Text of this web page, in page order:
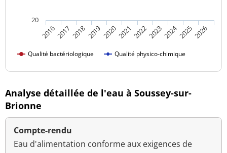
Qualité bactériologique Qualité physico-chimique
20162017 201820192020202120222023202420252026
20
Analyse détaillée de l'eau à Soussey-sur-
Brionne
Compte-rendu
Eau d'alimentation conforme aux exigences de